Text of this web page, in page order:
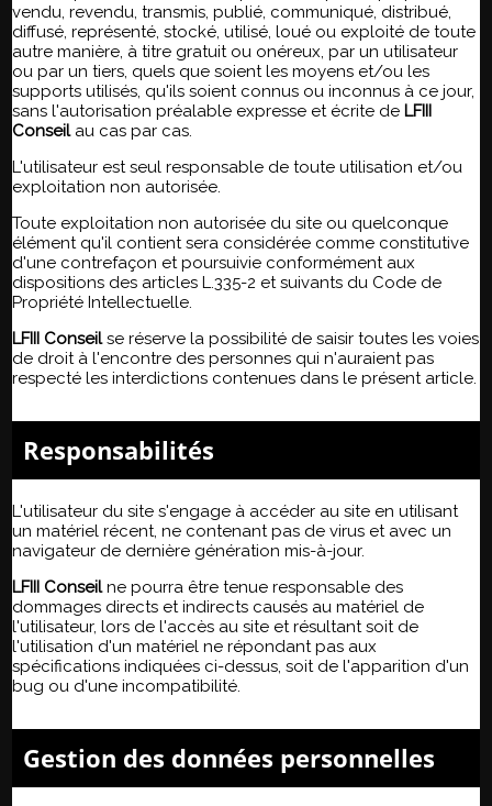
vendu, revendu, transmis, publié, communiqué, distribué,
diffusé, représenté, stocké, utilisé, loué ou exploité de toute
autre manière, à titre gratuit ou onéreux, par un utilisateur
ou par un tiers, quels que soient les moyens et/ou les
supports utilisés, qu'ils soient connus ou inconnus à ce jour,
sans l'autorisation préalable expresse et écrite de LFIII
Conseilau cas par cas.
L'utilisateur est seul responsable de toute utilisation et/ou
exploitation non autorisée.
Toute exploitation non autorisée du site ou quelconque
élément qu'il contient sera considérée comme constitutive
d'une contrefaçon et poursuivie conformément aux
dispositions des articles L.335-2 et suivants du Code de
Propriété Intellectuelle.
LFIII Conseilse réserve la possibilité de saisir toutes les voies
de droit à l'encontre des personnes qui n'auraient pas
respecté les interdictions contenues dans le présent article.
Responsabilités
L'utilisateur du site s'engage à accéder au site en utilisant
un matériel récent, ne contenant pas de virus et avec un
navigateur de dernière génération mis-à-jour.
LFIII Conseilne pourra être tenue responsable des
dommages directs et indirects causés au matériel de
l'utilisateur, lors de l'accès au site et résultant soit de
l'utilisation d'un matériel ne répondant pas aux
spécifications indiquées ci-dessus, soit de l'apparition d'un
bug ou d'une incompatibilité.
Gestion des données personnelles